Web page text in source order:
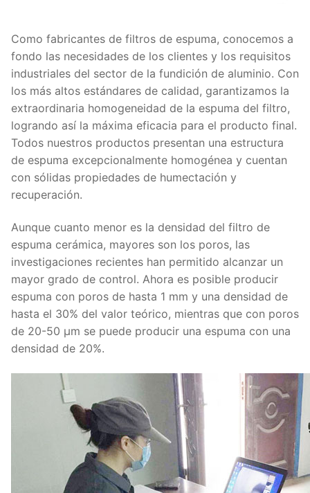
Como fabricantes de filtros de espuma, conocemos a
fondo las necesidades de los clientes y los requisitos
industriales del sector de la fundición de aluminio. Con
los más altos estándares de calidad, garantizamos la
extraordinaria homogeneidad de la espuma del filtro,
logrando así la máxima eficacia para el producto final.
Todos nuestros productos presentan una estructura
de espuma excepcionalmente homogénea y cuentan
con sólidas propiedades de humectación y
recuperación.
Aunque cuanto menor es la densidad del filtro de
espuma cerámica, mayores son los poros, las
investigaciones recientes han permitido alcanzar un
mayor grado de control. Ahora es posible producir
espuma con poros de hasta 1 mm y una densidad de
hasta el 30% del valor teórico, mientras que con poros
de 20-50 μm se puede producir una espuma con una
densidad de 20%.